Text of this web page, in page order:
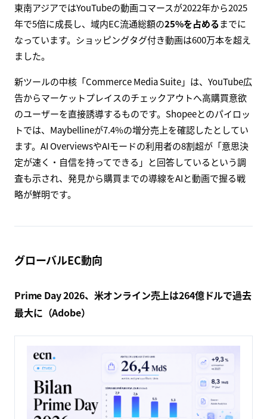
東南アジアではYouTubeの動画コマースが2022年から2025
年で5倍に成長し、域内EC流通総額の25%を占めるまでに
なっています。ショッピングタグ付き動画は600万本を超え
ました。
新ツールの中核「Commerce Media Suite」は、YouTube広
告からマーケットプレイスのチェックアウトへ高購買意欲
のユーザーを直接誘導するものです。Shopeeとのパイロッ
トでは、Maybellineが7.4%の増分売上を確認したとしてい
ます。AI OverviewsやAIモードの利用者の8割超が「意思決
定が速く・自信を持ってできる」と回答しているという調
査も示され、発見から購買までの導線をAIと動画で握る戦
略が鮮明です。
グローバルEC動向
Prime Day 2026、米オンライン売上は264億ドルで過去
最大に（Adobe）